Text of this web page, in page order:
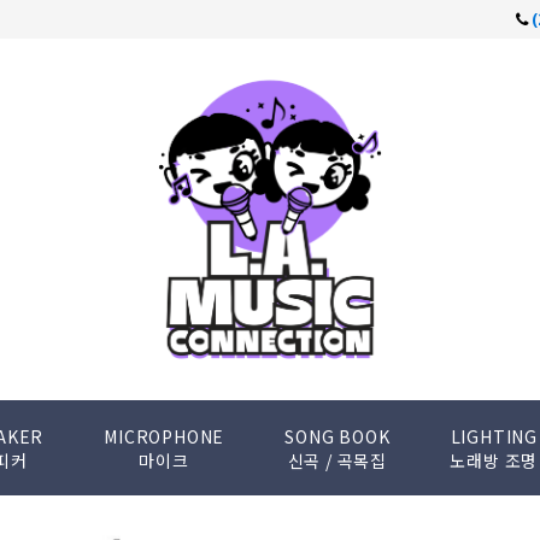
커
MICROPHONE
마이크
SONG BOOK
신곡 / 곡목집
LIGHTING
노래방 조명